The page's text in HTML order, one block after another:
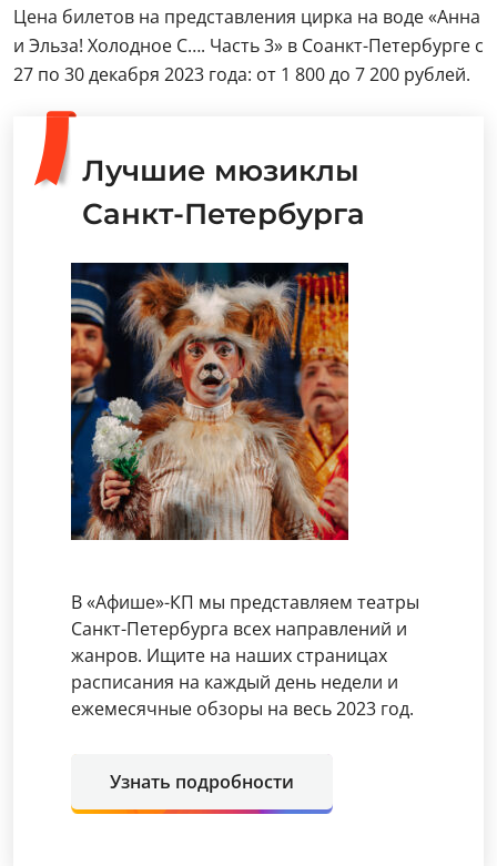
Цена билетов на представления цирка на воде «Анна
и Эльза! Холодное С…. Часть 3» в Соанкт-Петербурге с
27 по 30 декабря 2023 года: от 1 800 до 7 200 рублей.
Лучшие мюзиклы
Санкт-Петербурга
В «Афише»-КП мы представляем театры
Санкт-Петербурга всех направлений и
жанров. Ищите на наших страницах
расписания на каждый день недели и
ежемесячные обзоры на весь 2023 год.
Узнать подробности